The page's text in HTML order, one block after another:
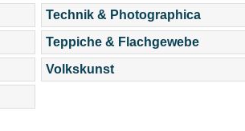
Technik & Photographica
Teppiche & Flachgewebe
Volkskunst